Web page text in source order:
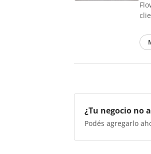
¿Tu negocio no
Podés agregarlo